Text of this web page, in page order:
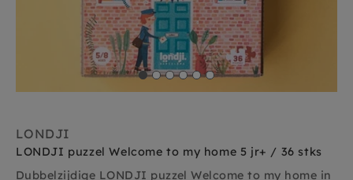
LONDJI
LONDJI puzzel Welcome to my home 5 jr+ / 36 stks
Dubbelzijdige LONDJI puzzel Welcome to my home in